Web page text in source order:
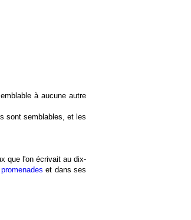
à aucune autre
sont semblables, et les
que l'on écrivait au dix-
promenades et dans ses